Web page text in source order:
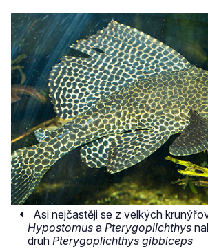
Asi nejčastěji se z velkých
Hypostomus a Pterygoplichthys
druh Pterygoplichthys gibbiceps